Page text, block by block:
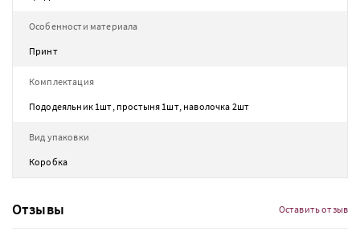
Особенности материала
Принт
Комплектация
Пододеяльник 1шт, простыня 1шт, наволочка 2шт
Вид упаковки
Коробка
Отзывы Оставить отзыв